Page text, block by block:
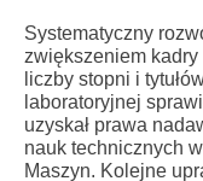
Systematyczny
zwiększeniem
liczby stopni i
laboratoryjnej
uzyskał prawa
nauk technicznych
Maszyn. Kolejne